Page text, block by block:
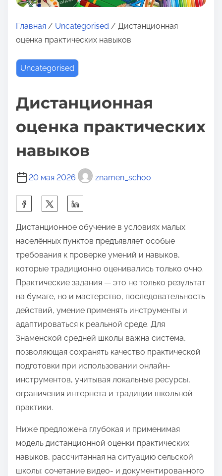
Главная / Uncategorised / Дистанционная
оценка практических навыков
Uncategorised
Дистанционная
оценка практических
навыков
20 мая 2026 znamen_schoo
д
е
л
и
т
ь
с
я
э
т
о
й
з
а
п
Дистанционное обучение в условиях малых
населённых пунктов предъявляет особые
требования к проверке умений и навыков,
которые традиционно оценивались только очно.
Практические задания — это не только результат
на бумаге, но и мастерство, последовательность
действий, умение применять инструменты и
адаптироваться к реальной среде. Для
Знаменской средней школы важна система,
позволяющая сохранять качество практической
подготовки при использовании онлайн-
инструментов, учитывая локальные ресурсы,
ограничения интернета и традиции школьной
практики.
Ниже предложена глубокая и применимая
модель дистанционной оценки практических
навыков, рассчитанная на ситуацию сельской
школы: сочетание видео- и документированного